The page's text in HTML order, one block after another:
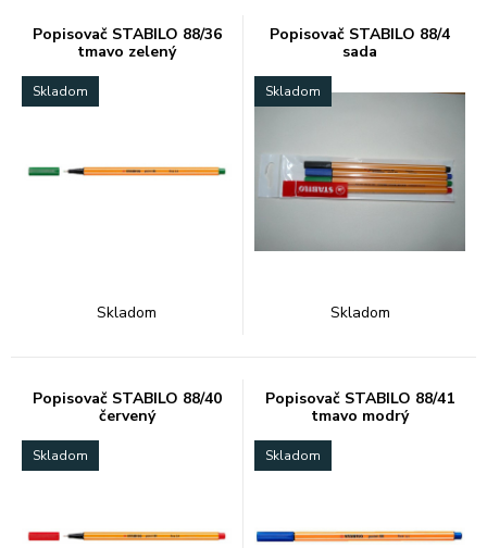
Popisovač STABILO 88/36
tmavo zelený
Skladom
Skladom
Popisovač STABILO 88/4
sada
Skladom
Skladom
Popisovač STABILO 88/40
červený
Skladom
Popisovač STABILO 88/41
tmavo modrý
Skladom